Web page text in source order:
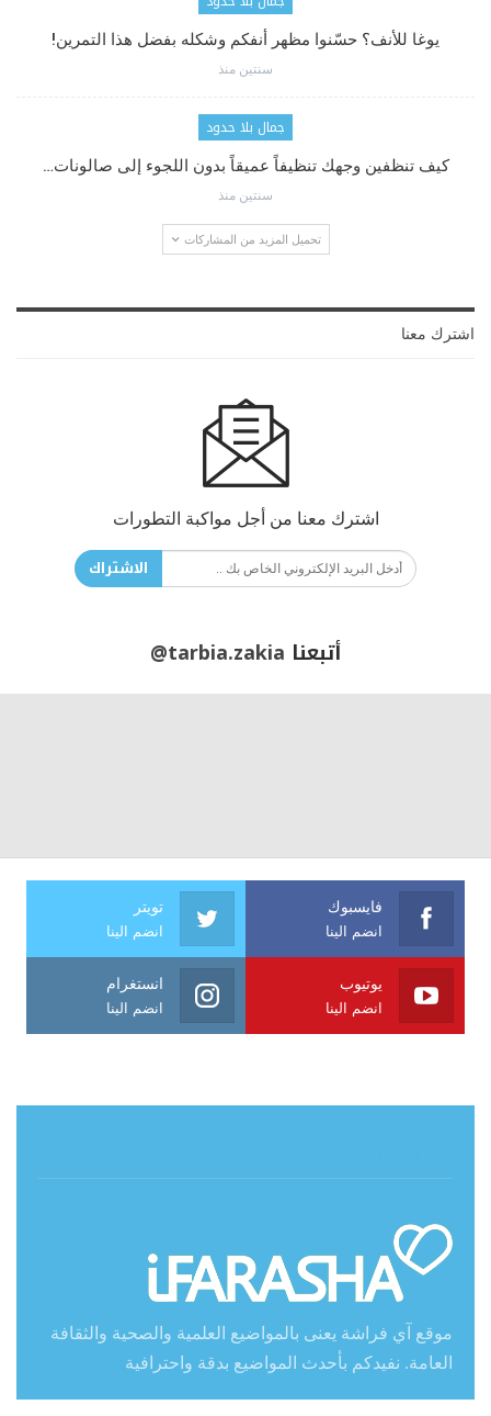
يوغا للأنف؟ حسّنوا مظهر أنفكم وشكله بفضل هذا التمرين!
سنتين منذ
جمال بلا حدود
كيف تنظفين وجهك تنظيفاً عميقاً بدون اللجوء إلى صالونات…
سنتين منذ
تحميل المزيد من المشاركات
اشترك معنا
اشترك معنا من أجل مواكبة التطورات
الاشتراك
أتبعنا @tarbia.zakia
فايسبوك
انضم الينا
تويتر
انضم الينا
يوتيوب
انضم الينا
انستغرام
انضم الينا
موقع آي فراشة يعنى بالمواضيع العلمية والصحية والثقافة
العامة. نفيدكم بأحدث المواضيع بدقة واحترافية